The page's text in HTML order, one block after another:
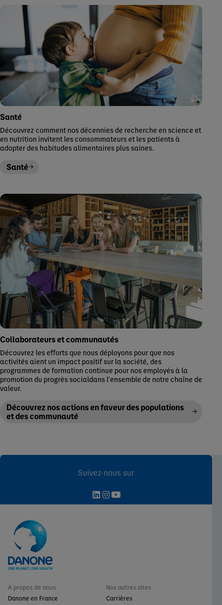
Santé
Découvrez comment nos décennies de recherche en science et
en nutrition invitent les consommateurs et les patients à
adopter des habitudes alimentaires plus saines.
Santé
Collaborateurs et communautés
Découvrez les efforts que nous déployons pour que nos
activités aient un impact positif sur la société, des
programmes de formation continue pour nos employés à la
promotion du progrès socialdans l'ensemble de notre chaîne de
valeur.
Découvrez nos actions en faveur des populations
et des communauté
Suivez-nous sur
A propos de nous
Danone en France
Nos autres sites
Carrières